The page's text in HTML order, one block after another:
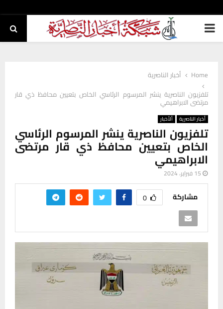
PRIMARY
Home
أخبار الناصرية
تلفزيون الناصرية ينشر المرسوم الرئاسي الخاص بتعيين محافظ ذي قار
مرتضى الابراهيمي
أخبار الناصرية ألأخبار
تلفزيون الناصرية ينشر المرسوم الرئاسي
الخاص بتعيين محافظ ذي قار مرتضى
الابراهيمي
15 فبراير، 2024
مشاركة 0